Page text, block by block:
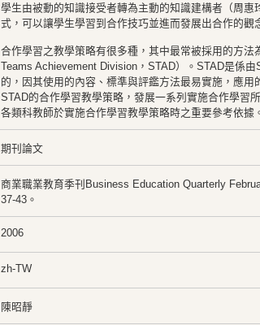
學生由被動的知識接受者轉為主動的知識建構者（周惠
式，可以讓學生學習到合作技巧並進而發展出合作的觀
合作學習之教學策略有很多種，其中最常被採用的方法
Teams Achievement Division，STAD）。STAD是係
的，因其使用的內容、標準與評鑑方法最易實施，應用
STAD的合作學習教學策略，發展一系列實施合作學習
各類科教師於實施合作學習教學策略時之重要參考依據
期刊論文
商業職業教育季刊Business Education Quarterly
37-43。
2006
zh-TW
陳昭靜